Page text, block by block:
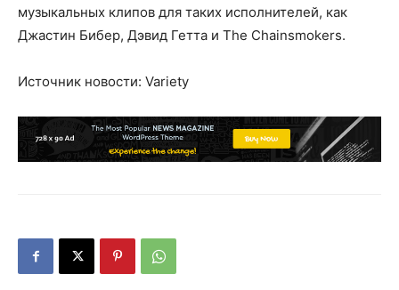
музыкальных клипов для таких исполнителей, как
Джастин Бибер, Дэвид Гетта и The Chainsmokers.
Источник новости: Variety